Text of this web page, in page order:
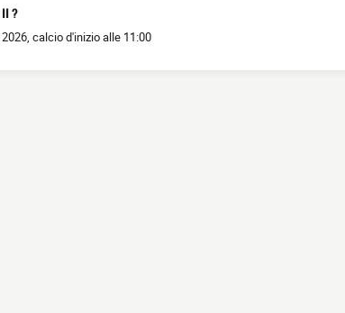
?
calcio d'inizio alle 11:00